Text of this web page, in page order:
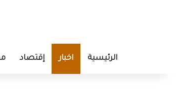
الرئيسية اخبار إقتصاد